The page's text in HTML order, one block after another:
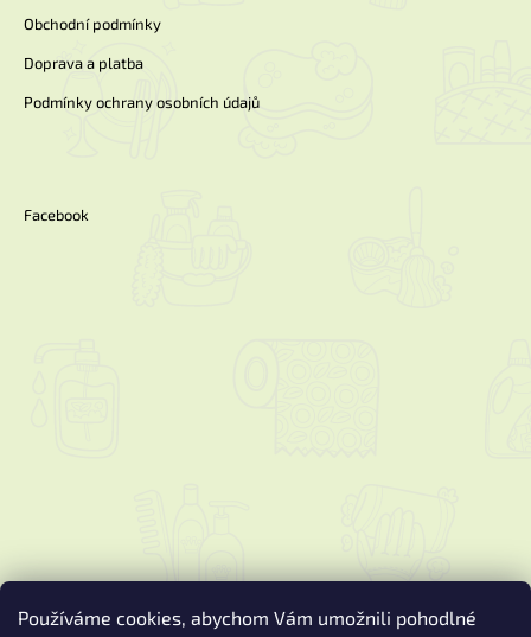
Používáme cookies, abychom Vám umožnili pohodlné
Obchodní podmínky
Doprava a platba
Podmínky ochrany osobních údajů
Facebook